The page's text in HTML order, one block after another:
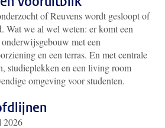
of Reuvens wordt gesloopt of
Wat we al wel weten: er komt een
met een
en een terras. En met centrale
studieplekken en een living room
omgeving voor studenten.
2026